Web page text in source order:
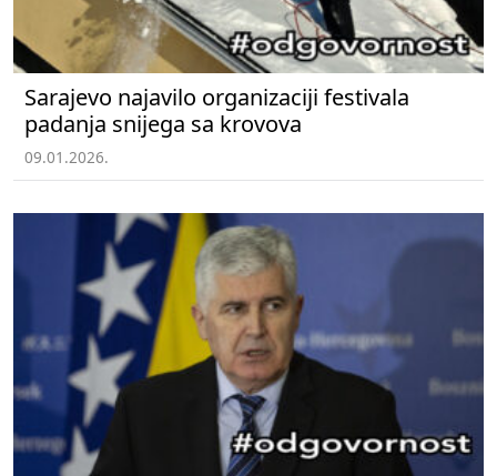
Sarajevo najavilo organizaciji festivala
padanja snijega sa krovova
09.01.2026.